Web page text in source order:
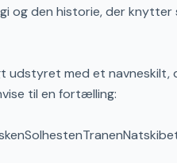
og den historie, der
udstyret med et navneskilt,
til en fortælling: